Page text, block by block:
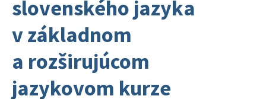
slovenského jazyka
v základnom
a rozširujúcom
jazykovom kurze